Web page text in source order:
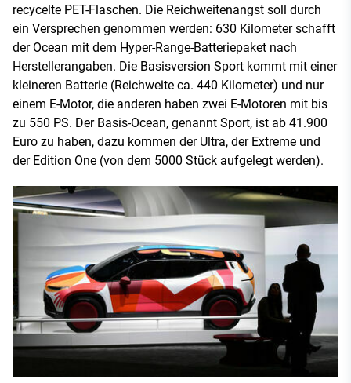
recycelte PET-Flaschen. Die Reichweitenangst soll durch
ein Versprechen genommen werden: 630 Kilometer schafft
der Ocean mit dem Hyper-Range-Batteriepaket nach
Herstellerangaben. Die Basisversion Sport kommt mit einer
kleineren Batterie (Reichweite ca. 440 Kilometer) und nur
einem E-Motor, die anderen haben zwei E-Motoren mit bis
zu 550 PS. Der Basis-Ocean, genannt Sport, ist ab 41.900
Euro zu haben, dazu kommen der Ultra, der Extreme und
der Edition One (von dem 5000 Stück aufgelegt werden).